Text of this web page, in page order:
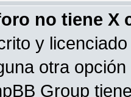
no tiene X
y
otra
Group